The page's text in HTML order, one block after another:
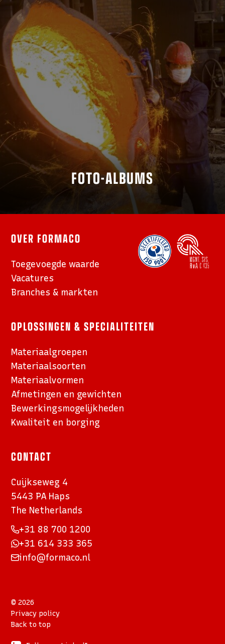
FOTO-ALBUMS
OVER FORMACO
Toegevoegde waarde
Vacatures
Branches & markten
OPLOSSINGEN & SPECIALITEITEN
Materiaalgroepen
Materiaalsoorten
Materiaalvormen
Afmetingen en gewichten
Bewerkings­mogelijkheden
Kwaliteit en borging
CONTACT
Cuijkseweg 4
5443 PA Haps
The Netherlands
+31 88 700 1200
+31 614 333 365
info@formaco.nl
© 2026
Privacy policy
Back to top